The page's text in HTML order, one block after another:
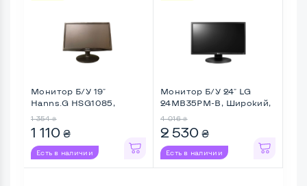
Монитор Б/У 19"
Hanns.G HSG1085,
1 354 ₴
1 110 ₴
Есть в наличии
Монитор Б/У 24" LG
24MB35PM-B, Широкий,
4 016 ₴
2 530 ₴
Есть в наличии